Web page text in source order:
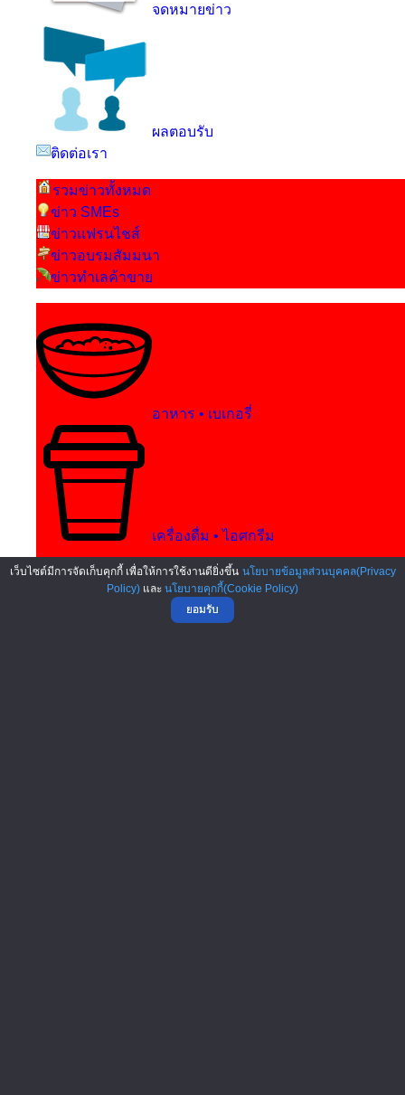
เว็บไซต์มีการจัดเก็บคุกกี้ เพื่อให้การใช้งานดียิ่งขึ้น นโยบายข้อมูลส่วนบุคคล(Privacy
Policy) และ นโยบายคุกกี้(Cookie Policy)
ยอมรับ
จดหมายข่าว
ผลตอบรับ
ติดต่อเรา
รวมข่าวทั้งหมด
ข่าว SMEs
ข่าวแฟรนไชส์
ข่าวอบรมสัมมนา
ข่าวทำเลค้าขาย
อาหาร • เบเกอรี่
เครื่องดื่ม • ไอศกรีม